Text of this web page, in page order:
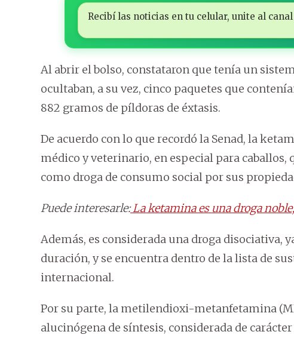
Recibí las noticias en tu celular, unite al
Al abrir el bolso, constataron que tenía un
ocultaban, a su vez, cinco paquetes que
882 gramos de píldoras de éxtasis.
De acuerdo con lo que recordó la Senad, la
médico y veterinario, en especial para
como droga de consumo social por sus
Puede interesarle:La ketamina es una droga
Además, es considerada una droga disociativa,
duración, y se encuentra dentro de la lista de
internacional.
Por su parte, la metilendioxi-metanfetamina
alucinógena de síntesis, considerada de